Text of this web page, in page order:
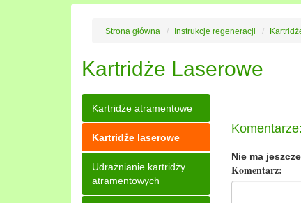
Strona główna Instrukcje regeneracji
Kartridże Laserowe
Kartridże atramentowe
Kartridże laserowe
Udrażnianie kartridży
atramentowych
Komentarze:
Nie ma
Komentarz: